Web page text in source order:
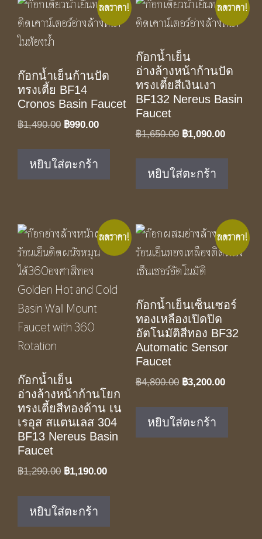
ลดราคา!
ก๊อกน้ำเย็นก้านปัด
ทรงเตี้ย BF14
Cronos Basin Faucet
฿1,490.00 Original
฿1,490.00.
฿990.00Current
หยิบใส่ตะกร้า
ลดราคา!
ก๊อกน้ำเย็น
อ่างล้างหน้าก้านปัด
ทรงเตี้ยสีเงินเงา
BF132 Nereus Basin
Faucet
฿1,650.00 Original
฿1,650.00.
฿1,090.00Current
หยิบใส่ตะกร้า
ลดราคา!
ก๊อกน้ำเย็น
อ่างล้างหน้าก้านโยก
ทรงเตี้ยสีทองด้าน เน
เรอุส สแตนเลส 304
BF13 Nereus Basin
Faucet
฿1,290.00 Original
฿1,290.00.
฿1,190.00Current
หยิบใส่ตะกร้า
ลดราคา!
ก๊อกน้ำเย็นเซ็นเซอร์
ทองเหลืองเปิดปิด
อัตโนมัติสีทอง BF32
Automatic Sensor
Faucet
฿4,800.00 Original
฿4,800.00.
฿3,200.00Current
หยิบใส่ตะกร้า